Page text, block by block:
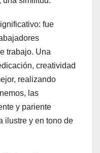
fue
trabajo. Una
creatividad
realizando
las
y pariente
ilustre y en tono de